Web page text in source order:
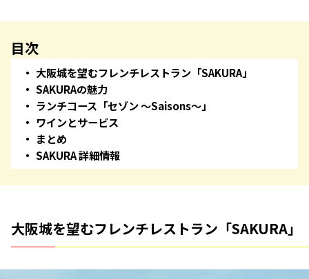
目次
大阪城を望むフレンチレストラン「SAKURA」
SAKURAの魅力
ランチコース「セゾン ～Saisons～」
ワインとサービス
まとめ
SAKURA 詳細情報
大阪城を望むフレンチレストラン「SAKURA」